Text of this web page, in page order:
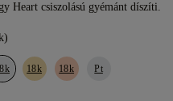
Heart csiszolású gyémánt díszíti.
18k 18k Pt